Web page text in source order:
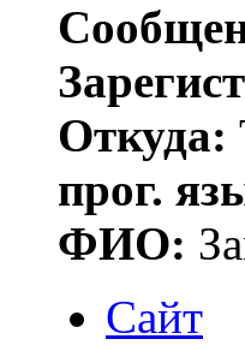
Откуда:
прог.
ФИО:
Сайт